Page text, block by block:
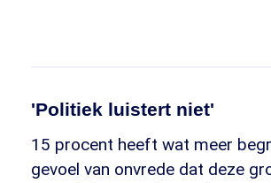
'Politiek luistert niet'
15 procent heeft wat meer
gevoel van onvrede dat deze